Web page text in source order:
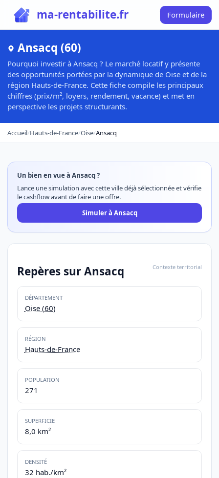
ma-rentabilite.fr Formulaire
Ansacq (60)
Pourquoi investir à Ansacq ? Le marché locatif y présente
des opportunités portées par la dynamique de Oise et de la
région Hauts-de-France. Cette fiche compile les principaux
chiffres (prix/m², loyers, rendement, vacance) et met en
perspective les projets structurants.
Accueil/Hauts-de-France/Oise/Ansacq
Un bien en vue à Ansacq ?
Lance une simulation avec cette ville déjà sélectionnée et vérifie
le cashflow avant de faire une offre.
Simuler à Ansacq
Repères sur Ansacq Contexte territorial
DÉPARTEMENT
Oise (60)
RÉGION
Hauts-de-France
POPULATION
271
SUPERFICIE
8,0 km²
DENSITÉ
32 hab./km²